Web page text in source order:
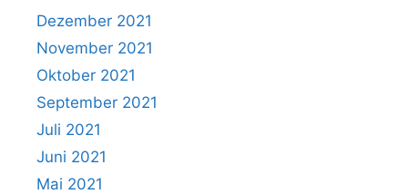
Dezember 2021
November 2021
Oktober 2021
September 2021
Juli 2021
Juni 2021
Mai 2021